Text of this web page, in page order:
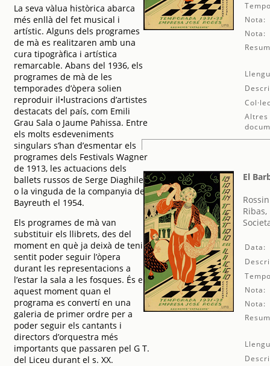
La seva vàlua històrica abarca
més enllà del fet musical i
artístic. Alguns dels programes
de mà es realitzaren amb una
cura tipogràfica i artística
remarcable. Abans del 1936, els
programes de mà de les
temporades d’òpera solien
reproduir il•lustracions d’artistes
destacats del país, com Emili
Grau Sala o Jaume Pahissa. Entre
els molts esdeveniments
singulars s’han d’esmentar els
programes dels Festivals Wagner
de 1913, les actuacions dels
ballets russos de Serge Diaghilev,
o la vinguda de la companyia de
Bayreuth el 1954.
Els programes de mà van
substituir els llibrets, des del
moment en què ja deixà de tenir
sentit poder seguir l’òpera
durant les representacions a
l’estar la sala a les fosques. És en
aquest moment quan el
programa es convertí en una
galeria de primer ordre per a
poder seguir els cantants i
directors d’orquestra més
importants que passaren pel G T.
del Liceu durant el s. XX.
Nota:
Nota:
Altres
El
Data:
Nota:
Nota: